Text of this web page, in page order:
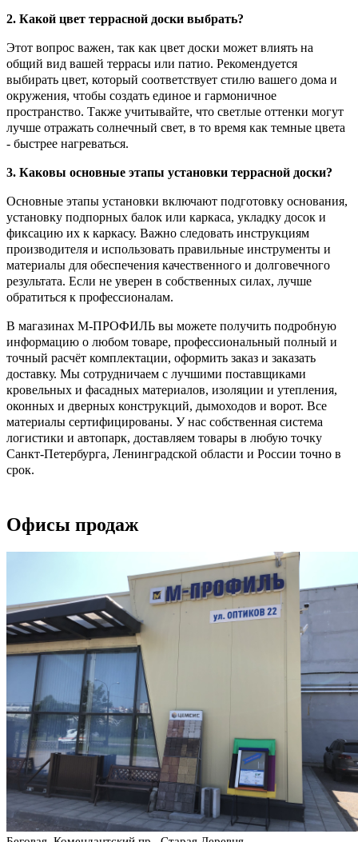
2. Какой цвет террасной доски выбрать?
Этот вопрос важен, так как цвет доски может влиять на
общий вид вашей террасы или патио. Рекомендуется
выбирать цвет, который соответствует стилю вашего дома и
окружения, чтобы создать единое и гармоничное
пространство. Также учитывайте, что светлые оттенки могут
лучше отражать солнечный свет, в то время как темные цвета
- быстрее нагреваться.
3. Каковы основные этапы установки террасной доски?
Основные этапы установки включают подготовку основания,
установку подпорных балок или каркаса, укладку досок и
фиксацию их к каркасу. Важно следовать инструкциям
производителя и использовать правильные инструменты и
материалы для обеспечения качественного и долговечного
результата. Если не уверен в собственных силах, лучше
обратиться к профессионалам.
В магазинах М-ПРОФИЛЬ вы можете получить подробную
информацию о любом товаре, профессиональный полный и
точный расчёт комплектации, оформить заказ и заказать
доставку. Мы сотрудничаем с лучшими поставщиками
кровельных и фасадных материалов, изоляции и утепления,
оконных и дверных конструкций, дымоходов и ворот. Все
материалы сертифицированы. У нас собственная система
логистики и автопарк, доставляем товары в любую точку
Санкт-Петербурга, Ленинградской области и России точно в
срок.
Офисы продаж